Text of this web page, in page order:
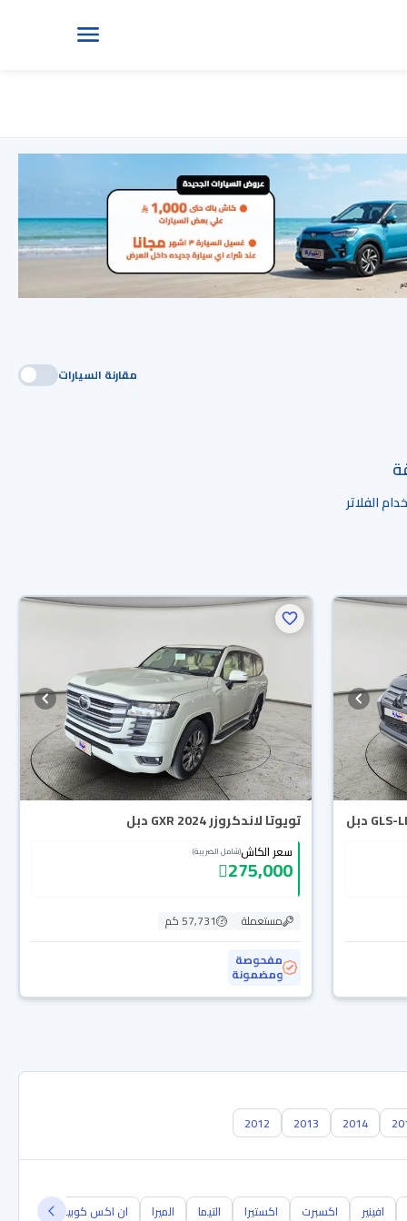
مقارنة السيارات
الفلاتر
تويوتا لاندكروزر GXR 2024 دبل
سعر الكاش(شامل الضريبة)
275,000
مستعملة
57,731 كم
مفحوصة
ومضمونة
2014
2013
2012
افينير اكسبرت اكستيرا التيما الميرا ان اكس كوبيه